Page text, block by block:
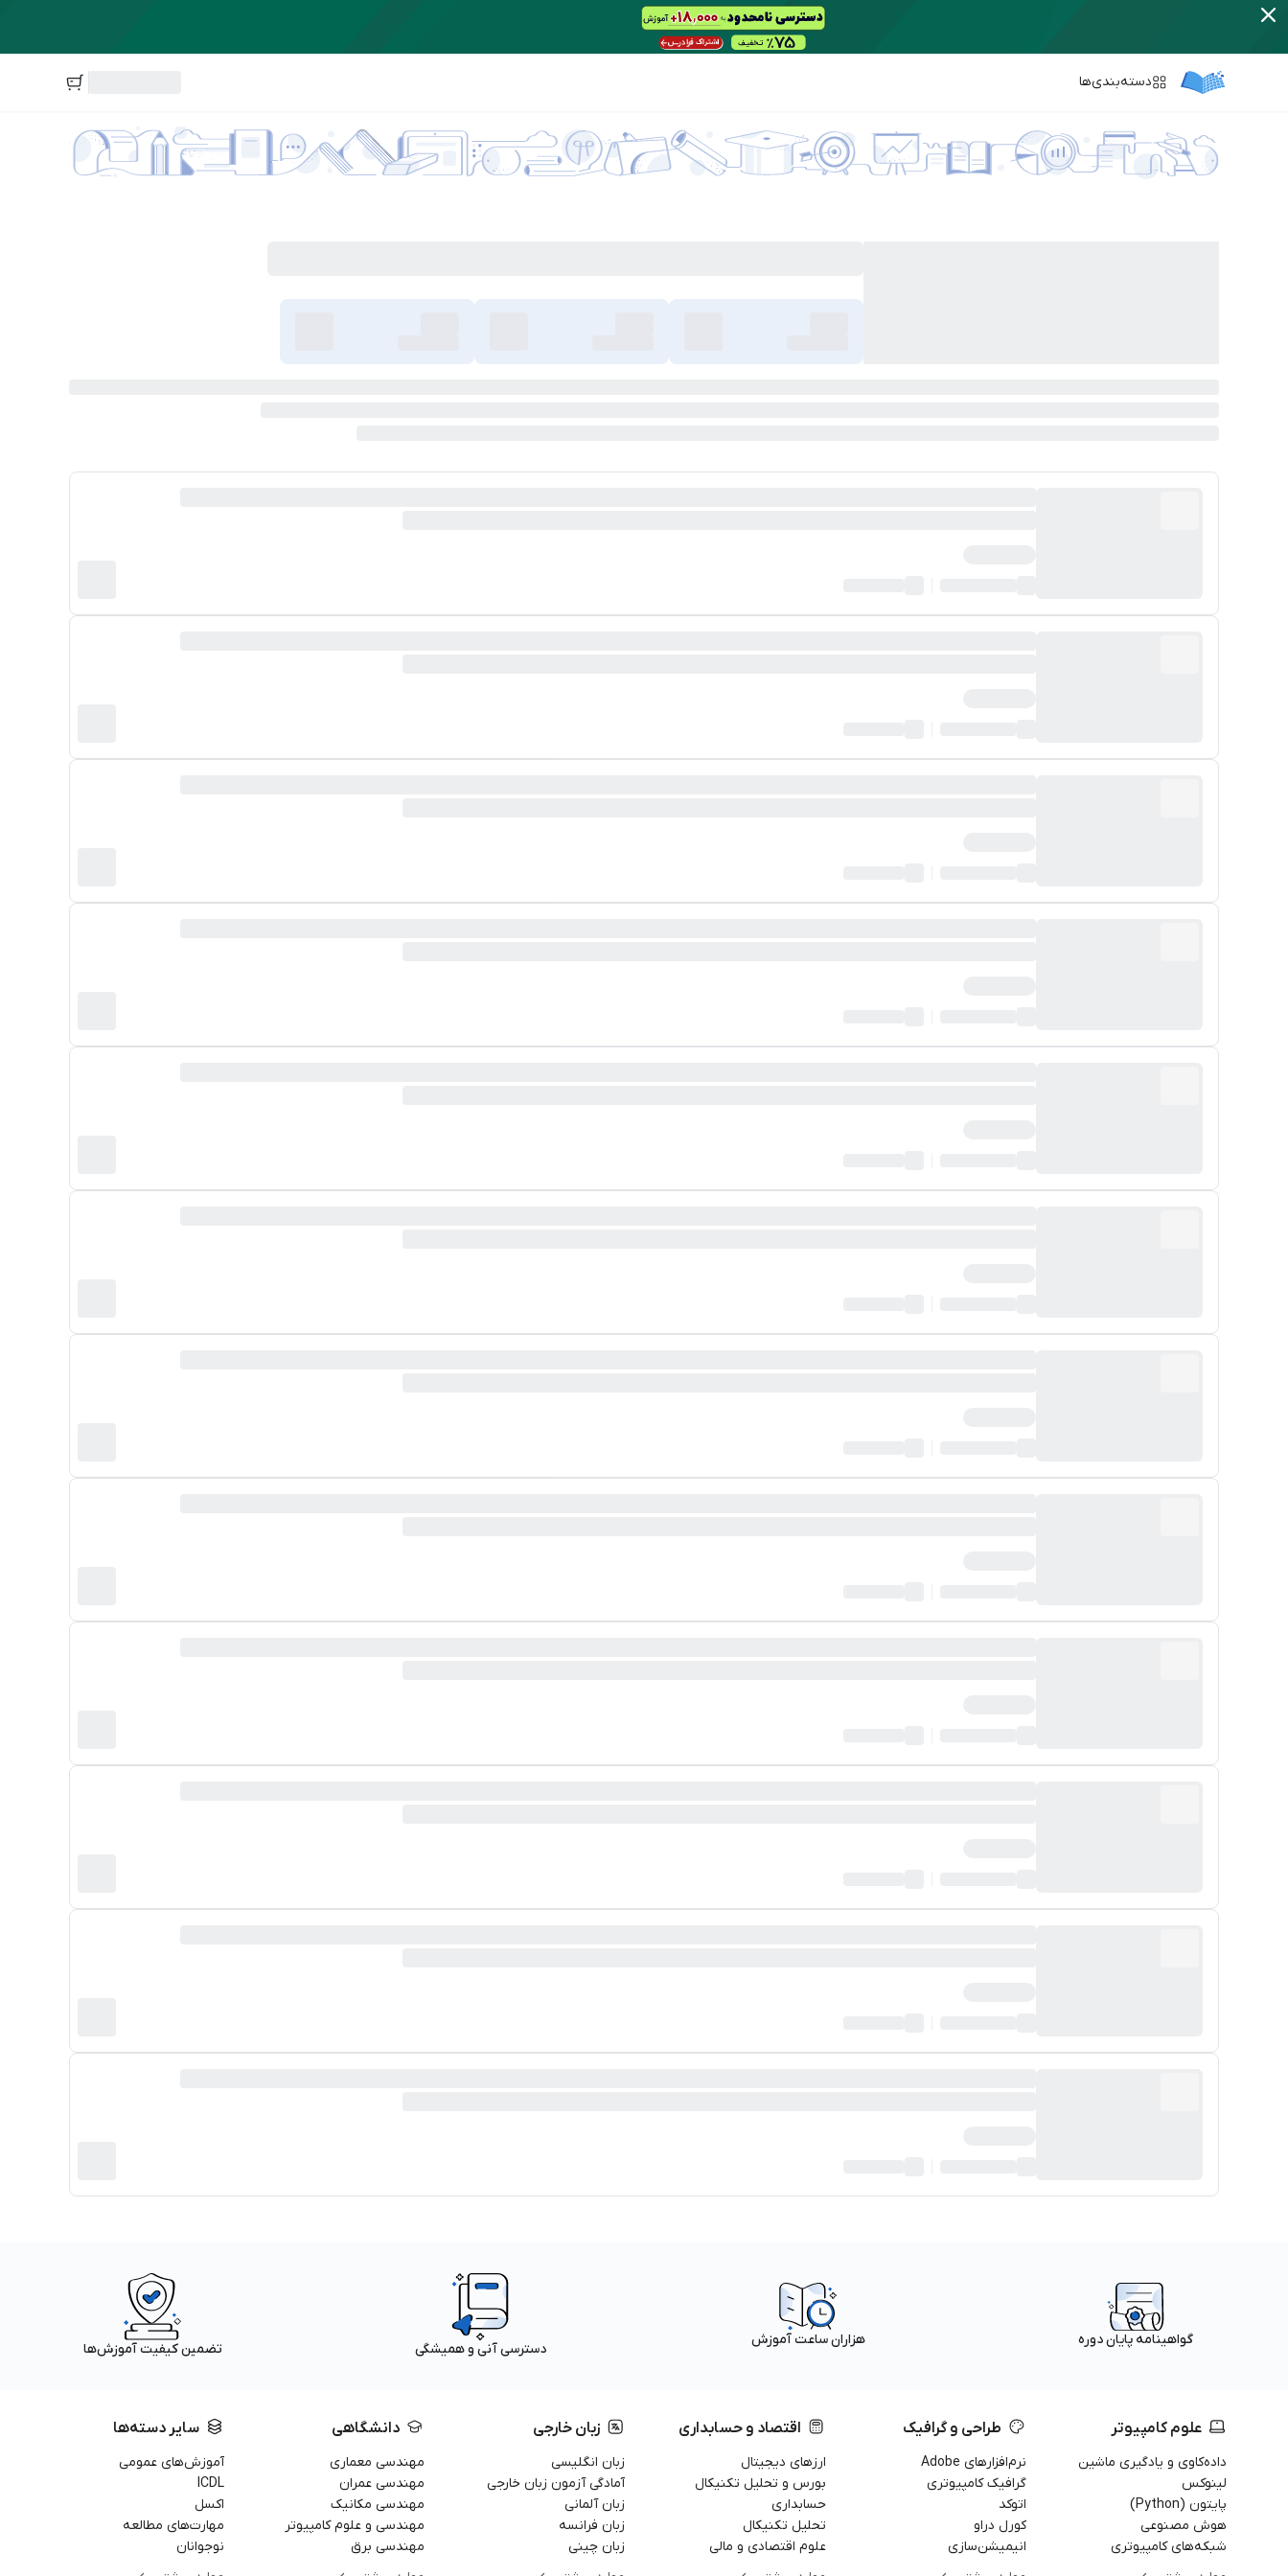
دسته‌بندی‌ها
گواهینامه پایان دوره هزاران ساعت آموزش
دسترسی آنی و همیشگی تضمین کیفیت آموزش‌ها
علوم کامپیوتر
داده‌کاوی و یادگیری ماشین
لینوکس
پایتون (Python)
هوش مصنوعی
شبکه‌های کامپیوتری
طراحی و گرافیک
نرم‌افزارهای Adobe
گرافیک کامپیوتری
اتوکد
کورل دراو
انیمیشن‌سازی
اقتصاد و حسابداری
ارزهای دیجیتال
بورس و تحلیل تکنیکال
حسابداری
تحلیل تکنیکال
علوم اقتصادی و مالی
زبان خارجی
زبان انگلیسی
آمادگی آزمون زبان خارجی
زبان آلمانی
زبان فرانسه
زبان چینی
دانشگاهی
مهندسی معماری
مهندسی عمران
مهندسی مکانیک
مهندسی و علوم کامپیوتر
مهندسی برق
سایر دسته‌ها
آموزش‌های عمومی
ICDL
اکسل
مهارت‌های مطالعه
نوجوانان